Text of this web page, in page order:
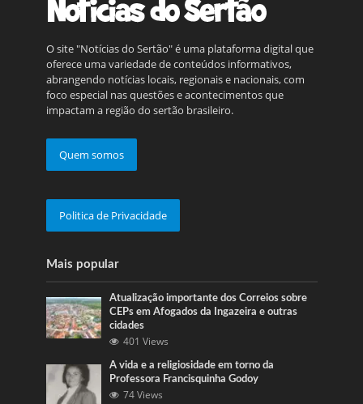
O site "Notícias do Sertão" é uma plataforma digital que
oferece uma variedade de conteúdos informativos,
abrangendo notícias locais, regionais e nacionais, com
foco especial nas questões e acontecimentos que
impactam a região do sertão brasileiro.
Quem somos
Politica de Privacidade
Mais popular
Atualização importante dos Correios sobre
CEPs em Afogados da Ingazeira e outras
cidades
401 Views
A vida e a religiosidade em torno da
Professora Francisquinha Godoy
74 Views